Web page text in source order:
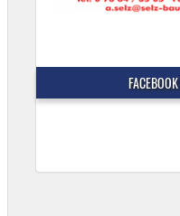
FACEBOOK